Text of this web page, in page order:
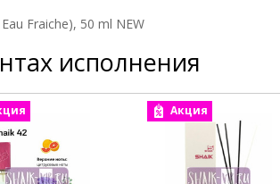
Fraiche), 50 ml NEW
исполнения
Акция